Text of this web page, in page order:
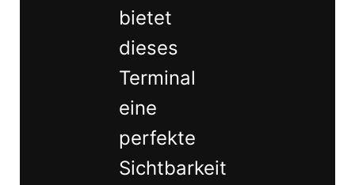
bietet
dieses
Terminal
eine
perfekte
Sichtbarkeit